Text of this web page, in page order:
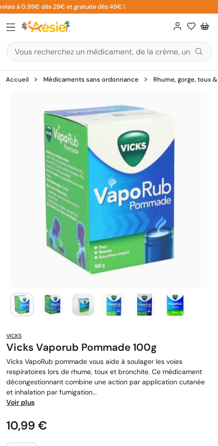
Aller
au
contenu
à 0,99€ dès 29€ et gratuite dès 49€ !
Accueil Médicaments sans ordonnance Rhume, gorge, toux
VICKS
Vicks Vaporub Pommade 100g
Vicks VapoRub pommade vous aide à soulager les voies
respiratoires lors de rhume, toux et bronchite. Ce médicament
décongestionnant combine une action par application cutanée
et inhalation par fumigation...
Voir plus
Prix
10,99 €